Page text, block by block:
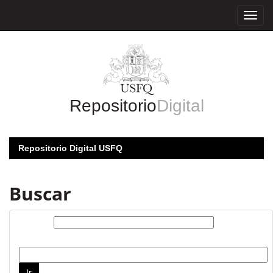
RepositorioDigital
Repositorio Digital USFQ
Buscar